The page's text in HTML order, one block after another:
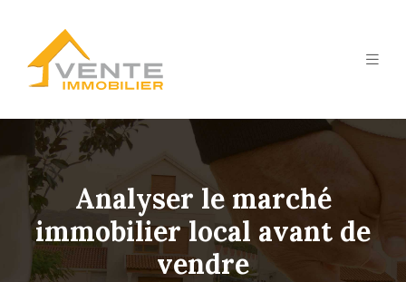
Analyser le marché
immobilier local avant de
vendre